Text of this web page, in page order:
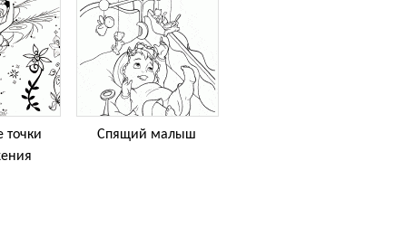
точки
Спящий малыш